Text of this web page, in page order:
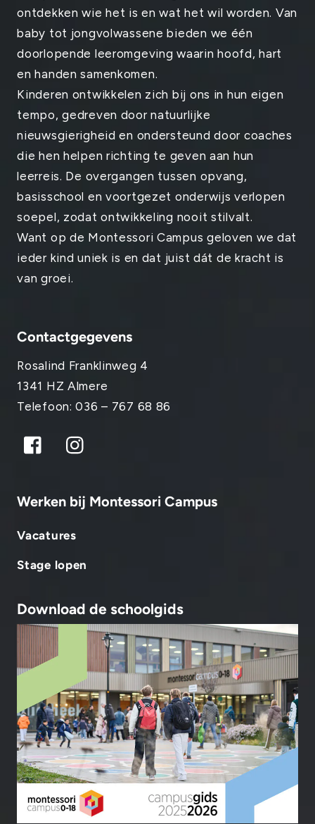
ontdekken wie het is en wat het wil worden. Van
baby tot jongvolwassene bieden we één
doorlopende leeromgeving waarin hoofd, hart
en handen samenkomen.
Kinderen ontwikkelen zich bij ons in hun eigen
tempo, gedreven door natuurlijke
nieuwsgierigheid en ondersteund door coaches
die hen helpen richting te geven aan hun
leerreis. De overgangen tussen opvang,
basisschool en voortgezet onderwijs verlopen
soepel, zodat ontwikkeling nooit stilvalt.
Want op de Montessori Campus geloven we dat
ieder kind uniek is en dat juist dát de kracht is
van groei.
Contactgegevens
Rosalind Franklinweg 4
1341 HZ Almere
Telefoon: 036 – 767 68 86
Facebook
Werken bij Montessori Campus
Vacatures
Stage lopen
Download de schoolgids